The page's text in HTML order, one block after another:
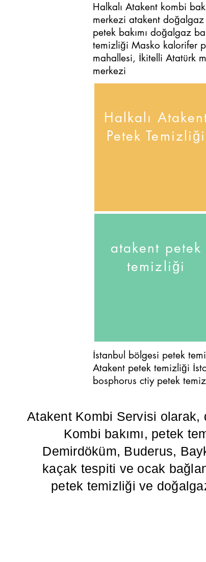
Halkalı Atakent kombi
merkezi atakent
petek bakımı doğalgaz
temizliği Masko kalorifer
mahallesi, İkitelli Atatürk
merkezi
Halkalı
Petek Temizliği
atakent petek
temizliği
İstanbul bölgesi petek
Atakent petek temizliği
bosphorus ctiy petek
Atakent Kombi Servisi olarak,
Kombi bakımı, petek
Demirdöküm, Buderus,
kaçak tespiti ve ocak
petek temizliği ve